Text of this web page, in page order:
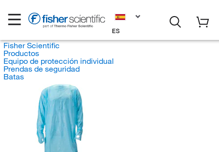
ES
Fisher Scientific
Productos
Equipo de protección individual
Prendas de seguridad
Batas